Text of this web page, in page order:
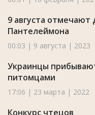
9 августа отмечают
Пантелеймона
00:03 | 9 августа | 2023
Украинцы
питомцами
17:06 | 23 марта | 2022
Конкурс чтецов